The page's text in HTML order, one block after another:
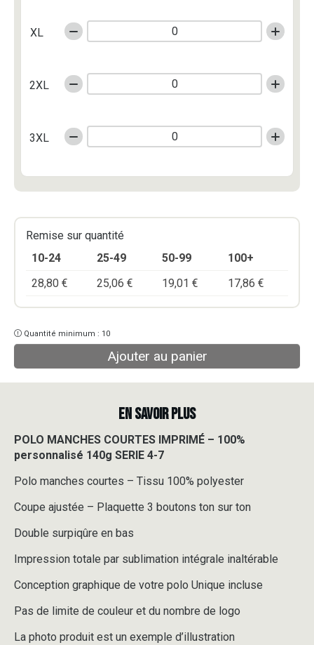
XL
2XL
3XL
Remise sur quantité
10-24
25-49 50-99
100+
28,80 € 25,06 € 19,01 € 17,86 €
Quantité minimum : 10
Ajouter au panier
EN SAVOIR PLUS
POLO MANCHES COURTES IMPRIMÉ – 100%
personnalisé 140g SERIE 4-7
Polo manches courtes – Tissu 100% polyester
Coupe ajustée – Plaquette 3 boutons ton sur ton
Double surpiqûre en bas
Impression totale par sublimation intégrale inaltérable
Conception graphique de votre polo Unique incluse
Pas de limite de couleur et du nombre de logo
La photo produit est un exemple d’illustration